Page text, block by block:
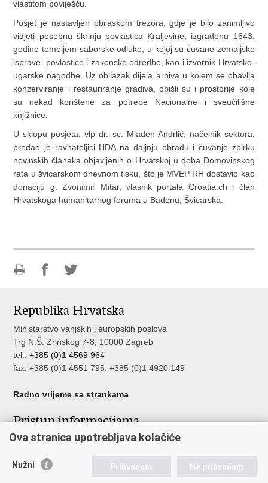
vlastitom poviješću.
Posjet je nastavljen obilaskom trezora, gdje je bilo zanimljivo
vidjeti posebnu škrinju povlastica Kraljevine, izgrađenu 1643.
godine temeljem saborske odluke, u kojoj su čuvane zemaljske
isprave, povlastice i zakonske odredbe, kao i izvornik Hrvatsko-
ugarske nagodbe. Uz obilazak dijela arhiva u kojem se obavlja
konzerviranje i restauriranje gradiva, obišli su i prostorije koje
su nekad korištene za potrebe Nacionalne i sveučilišne
knjižnice.
U sklopu posjeta, vlp dr. sc. Mladen Andrlić, načelnik sektora,
predao je ravnateljici HDA na daljnju obradu i čuvanje zbirku
novinskih članaka objavljenih o Hrvatskoj u doba Domovinskog
rata u švicarskom dnevnom tisku, što je MVEP RH dostavio kao
donaciju g. Zvonimir Mitar, vlasnik portala Croatia.ch i član
Hrvatskoga humanitarnog foruma u Badenu, Švicarska.
Facebooku
Twitteru
Republika Hrvatska
Ministarstvo vanjskih i europskih poslova
Trg N.Š. Zrinskog 7-8, 10000 Zagreb
tel.:+385 (0)1 4569 964
fax: +385 (0)1 4551 795, +385 (0)1 4920 149
Radno vrijeme sa strankama
Pristup informacijama
Pristup informacijama
Nepravilnosti
Ova stranica upotrebljava kolačiće
Nužni Prihvaćam Ne prihvaćam